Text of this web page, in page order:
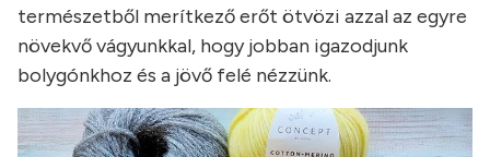
természetből merítkező erőt ötvözi azzal az egyre
növekvő vágyunkkal, hogy jobban igazodjunk
bolygónkhoz és a jövő felé nézzünk.